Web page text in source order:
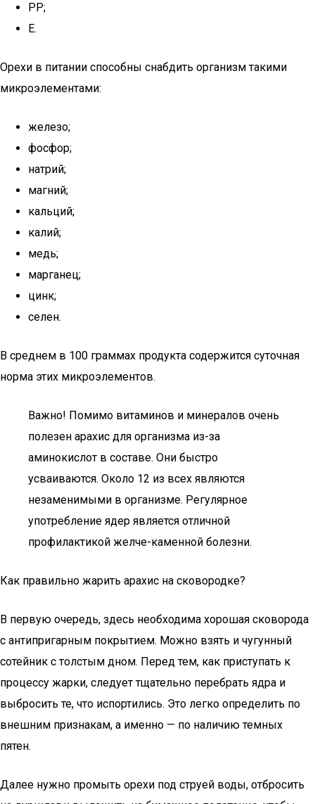
РР;
Е.
Орехи в питании способны снабдить организм такими
микроэлементами:
железо;
фосфор;
натрий;
магний;
кальций;
калий;
медь;
марганец;
цинк;
селен.
В среднем в 100 граммах продукта содержится суточная
норма этих микроэлементов.
Важно! Помимо витаминов и минералов очень
полезен арахис для организма из-за
аминокислот в составе. Они быстро
усваиваются. Около 12 из всех являются
незаменимыми в организме. Регулярное
употребление ядер является отличной
профилактикой желче-каменной болезни.
Как правильно жарить арахис на сковородке?
В первую очередь, здесь необходима хорошая сковорода
с антипригарным покрытием. Можно взять и чугунный
сотейник с толстым дном. Перед тем, как приступать к
процессу жарки, следует тщательно перебрать ядра и
выбросить те, что испортились. Это легко определить по
внешним признакам, а именно — по наличию темных
пятен.
Далее нужно промыть орехи под струей воды, отбросить